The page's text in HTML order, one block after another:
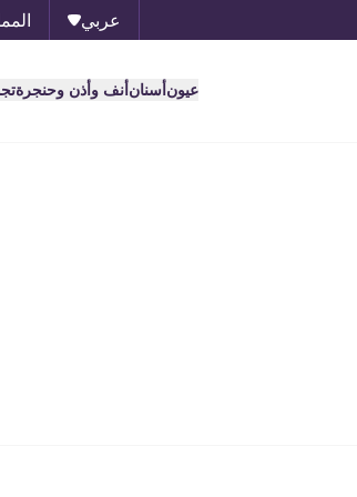
عربي
عيونأسنانأنف وأذن وحنجرة